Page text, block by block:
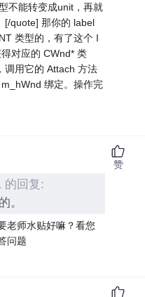
不能转变成unit，再就
[/quote] 那你的 label
类型的，有了这个 I
对应的 CWnd* 类
调用它的 Attach 方法
绑定。操作完
的回复:
。
老师水贴好嘛？看您
问题
赞